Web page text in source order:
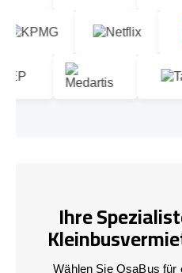
Ihre
Wählen Sie OsaBus für